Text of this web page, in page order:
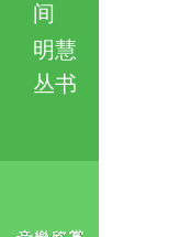
间
明慧
丛书